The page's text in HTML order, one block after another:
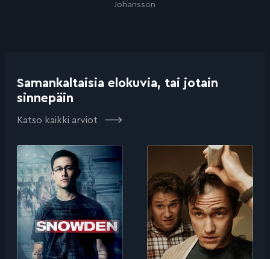
Johansson
Samankaltaisia elokuvia, tai jotain
sinnepäin
Katso kaikki arviot